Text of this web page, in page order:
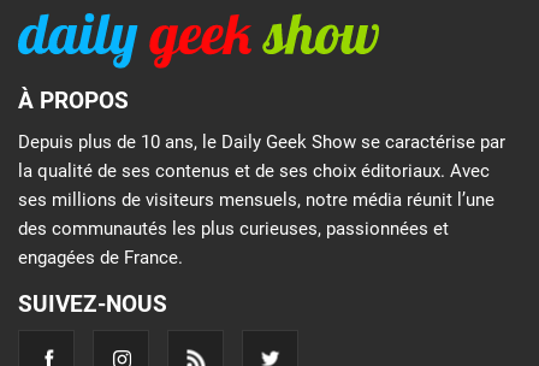
À PROPOS
Depuis plus de 10 ans, le Daily Geek Show se caractérise par
la qualité de ses contenus et de ses choix éditoriaux. Avec
ses millions de visiteurs mensuels, notre média réunit l’une
des communautés les plus curieuses, passionnées et
engagées de France.
SUIVEZ-NOUS